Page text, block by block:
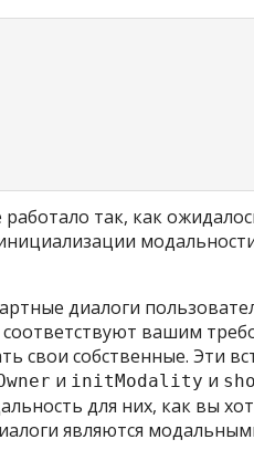
так, как
диалоги
соответствуют вашим
свои собственные. Эти
и initModality и
для них, как вы
являются